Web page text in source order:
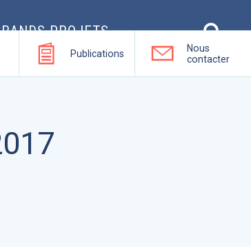
PROJETS
Publications
Nous
contacter